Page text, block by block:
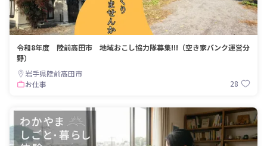
令和8年度 陸前高田市 地域おこし協力隊募集!!!（空き家バンク運営分
野）
岩手県陸前高田市
お仕事
28